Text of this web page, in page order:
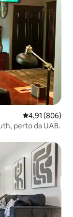
4,91 de uma
4,91 (806)
perto da UAB.